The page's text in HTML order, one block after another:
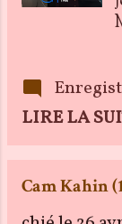
LIRE LA
Cam Kahin